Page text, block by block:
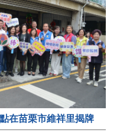
在苗栗市維祥里揭牌